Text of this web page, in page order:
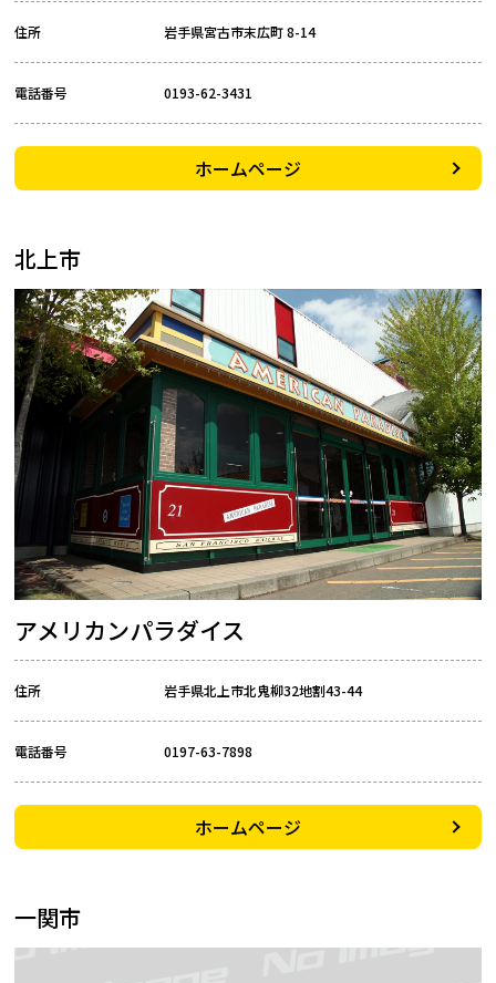
住所 岩手県宮古市末広町 8-14
電話番号 0193-62-3431
ホームページ
北上市
アメリカンパラダイス
住所 岩手県北上市北鬼柳32地割43-44
電話番号 0197-63-7898
ホームページ
一関市